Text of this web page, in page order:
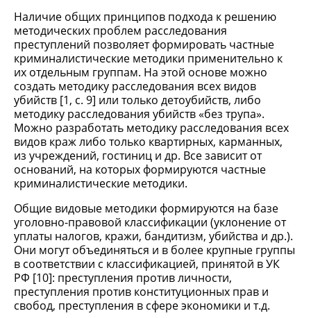
Наличие общих принципов подхода к решению
методических проблем расследования
преступлений позволяет формировать частные
криминалистические методики применительно к
их отдельным группам. На этой основе можно
создать методику расследования всех видов
убийств [1, с. 9] или только детоубийств, либо
методику расследования убийств «без трупа».
Можно разработать методику расследования всех
видов краж либо только квартирных, карманных,
из учреждений, гостиниц и др. Все зависит от
оснований, на которых формируются частные
криминалистические методики.
Общие видовые методики формируются на базе
уголовно-правовой классификации (уклонение от
уплаты налогов, кражи, бандитизм, убийства и др.).
Они могут объединяться и в более крупные группы
в соответствии с классификацией, принятой в УК
РФ [10]: преступления против личности,
преступления против конституционных прав и
свобод, преступления в сфере экономики и т.д.